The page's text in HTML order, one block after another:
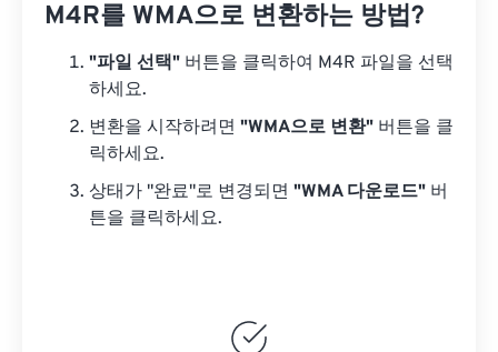
M4R를 WMA으로 변환하는 방법?
"파일 선택" 버튼을 클릭하여 M4R 파일을 선택
하세요.
변환을 시작하려면 "WMA으로 변환" 버튼을 클
릭하세요.
상태가 "완료"로 변경되면 "WMA 다운로드" 버
튼을 클릭하세요.